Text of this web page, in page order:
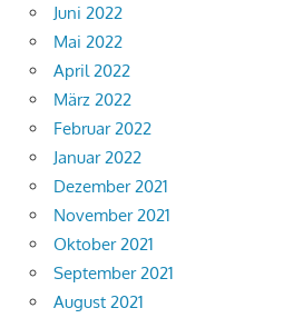
Juni 2022
Mai 2022
April 2022
März 2022
Februar 2022
Januar 2022
Dezember 2021
November 2021
Oktober 2021
September 2021
August 2021